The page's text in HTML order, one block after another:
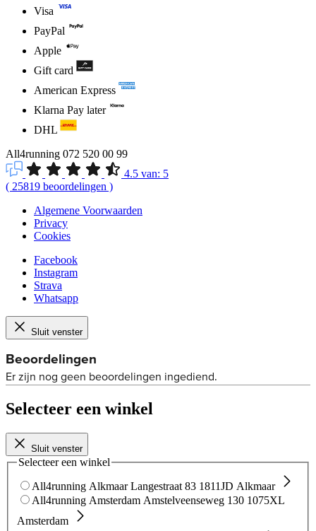
Visa
PayPal
Apple
Gift card
American Express
Klarna Pay later
DHL
All4running 072 520 00 99
4.5 van: 5
( 25819 beoordelingen )
Algemene Voorwaarden
Privacy
Cookies
Facebook
Instagram
Strava
Whatsapp
Sluit venster
Selecteer een winkel
Sluit venster
Selecteer een winkel
All4running Alkmaar Langestraat 83 1811JD Alkmaar
All4running Amsterdam Amstelveenseweg 130 1075XL
Amsterdam